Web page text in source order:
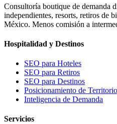
Consultoría boutique de demanda
independientes, resorts, retiros de
México. Menos comisión a
Hospitalidad y Destinos
SEO para Hoteles
SEO para Retiros
SEO para Destinos
Posicionamiento de
Inteligencia de Demanda
Servicios